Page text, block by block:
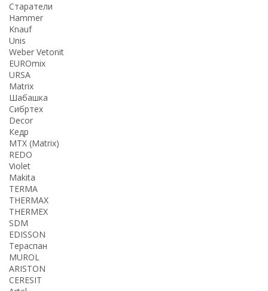
Старатели
Hammer
Knauf
Unis
Weber Vetonit
EUROmix
URSA
Matrix
Шабашка
Сибртех
Decor
Кедр
MTX (Matrix)
REDO
Violet
Makita
TERMA
THERMАX
THERMEX
SDM
EDISSON
Тераспан
MUROL
ARISTON
CERESIT